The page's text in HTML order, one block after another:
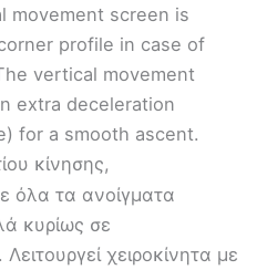
movement screen is
profile in case of
vertical movement
extra deceleration
for a smooth ascent.
κίνησης,
όλα τα ανοίγματα
κυρίως σε
χειροκίνητα με